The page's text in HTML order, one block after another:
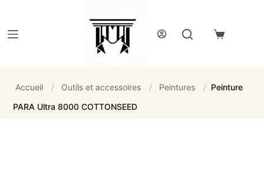
Panier
Accueil / Outils et accessoires / Peintures / Peinture
PARA Ultra 8000 COTTONSEED